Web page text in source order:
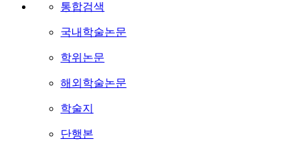
통합검색
국내학술논문
학위논문
해외학술논문
학술지
단행본